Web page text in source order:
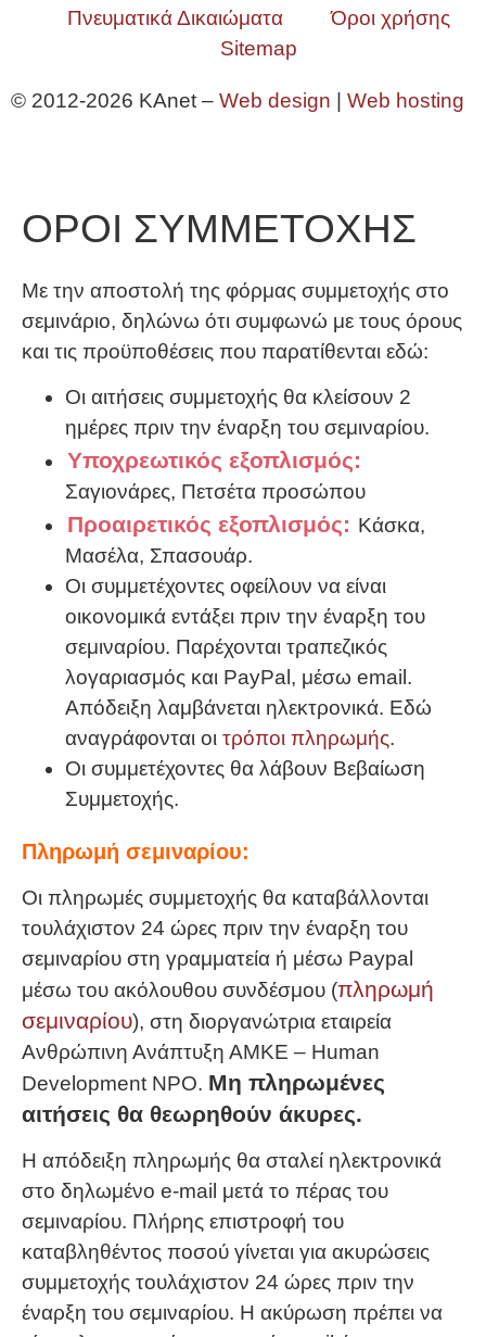
Πνευματικά Δικαιώματα
Όροι χρήσης
Sitemap
© 2012-2026 KAnet – Web design | Web hosting
ΟΡΟΙ ΣΥΜΜΕΤΟΧΗΣ
Με την αποστολή της φόρμας συμμετοχής στο
σεμινάριο, δηλώνω ότι συμφωνώ με τους όρους
και τις προϋποθέσεις που παρατίθενται εδώ:
Οι αιτήσεις συμμετοχής θα κλείσουν 2
ημέρες πριν την έναρξη του σεμιναρίου.
Υποχρεωτικός εξοπλισμός:
Σαγιονάρες, Πετσέτα προσώπου
Προαιρετικός εξοπλισμός: Κάσκα,
Μασέλα, Σπασουάρ.
Οι συμμετέχοντες οφείλουν να είναι
οικονομικά εντάξει πριν την έναρξη του
σεμιναρίου. Παρέχονται τραπεζικός
λογαριασμός και PayPal, μέσω email.
Απόδειξη λαμβάνεται ηλεκτρονικά. Εδώ
αναγράφονται οι τρόποι πληρωμής.
Οι συμμετέχοντες θα λάβουν Βεβαίωση
Συμμετοχής.
Πληρωμή σεμιναρίου:
Οι πληρωμές συμμετοχής θα καταβάλλονται
τουλάχιστον 24 ώρες πριν την έναρξη του
σεμιναρίου στη γραμματεία ή μέσω Paypal
μέσω του ακόλουθου συνδέσμου (πληρωμή
σεμιναρίου), στη διοργανώτρια εταιρεία
Ανθρώπινη Ανάπτυξη ΑΜΚΕ – Human
Development NPO. Μη πληρωμένες
αιτήσεις θα θεωρηθούν άκυρες.
Η απόδειξη πληρωμής θα σταλεί ηλεκτρονικά
στο δηλωμένο e-mail μετά το πέρας του
σεμιναρίου. Πλήρης επιστροφή του
καταβληθέντος ποσού γίνεται για ακυρώσεις
συμμετοχής τουλάχιστον 24 ώρες πριν την
έναρξη του σεμιναρίου. Η ακύρωση πρέπει να